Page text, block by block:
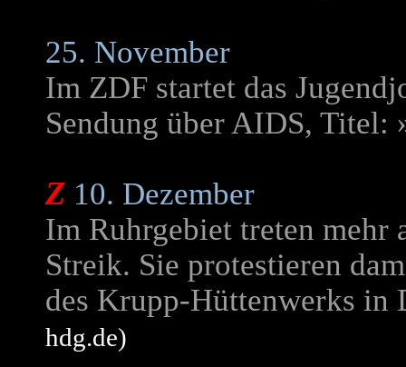
25. November
Im ZDF startet das
Sendung über AIDS, Titel:
Z 10. Dezember
Im Ruhrgebiet treten mehr
Streik. Sie protestieren
des Krupp-Hüttenwerks in
hdg.de)